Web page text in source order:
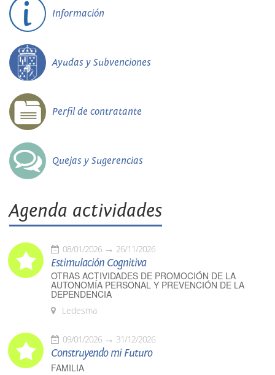
Información
Ayudas y Subvenciones
Perfil de contratante
Quejas y Sugerencias
Agenda actividades
08/01/2026 26/11/2026
Estimulación Cognitiva
OTRAS ACTIVIDADES DE PROMOCIÓN DE LA
AUTONOMÍA PERSONAL Y PREVENCIÓN DE LA
DEPENDENCIA
Ledesma
09/01/2026 31/12/2026
Construyendo mi Futuro
FAMILIA